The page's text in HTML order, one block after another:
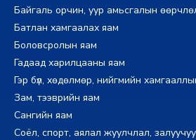
Байгаль орчин, уур амьсгалын
Батлан хамгаалах яам
Боловсролын яам
Гадаад харилцааны яам
Гэр бүл, хөдөлмөр, нийгмийн
Зам, тээврийн яам
Сангийн яам
Соёл, спорт, аялал жуулчлал,